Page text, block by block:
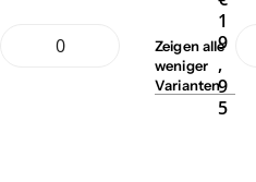
Zeigenalle
weniger
Varianten
1
9
,
9
5